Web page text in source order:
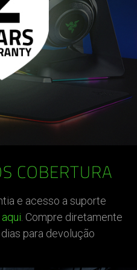
COBERTURA
e acesso a suporte
aqui . Compre diretamente
para devolução